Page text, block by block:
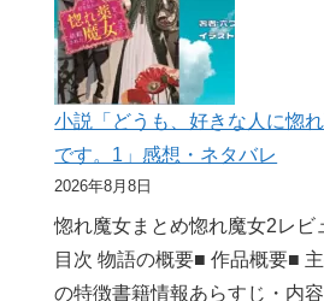
小説「どうも、好きな人に惚
です。1」感想・ネタバレ
2026年8月8日
惚れ魔女まとめ惚れ魔女2レビ
目次 物語の概要■ 作品概要■
の特徴書籍情報あらすじ・内